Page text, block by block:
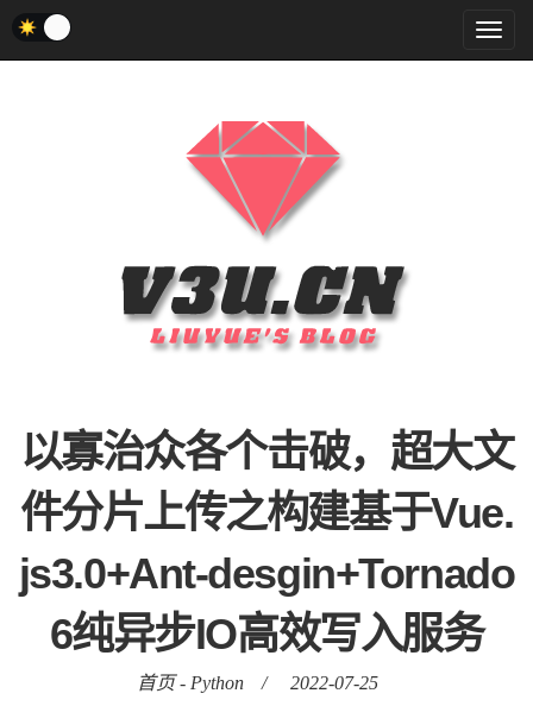
菜
单
以寡治众各个击破，超大文
件分片上传之构建基于Vue.
js3.0+Ant-desgin+Tornado
6纯异步IO高效写入服务
首页- Python / 2022-07-25